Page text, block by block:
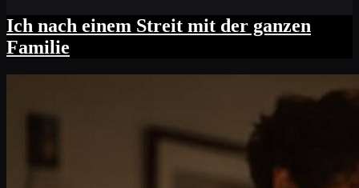
Ich nach einem Streit mit der ganzen
Familie